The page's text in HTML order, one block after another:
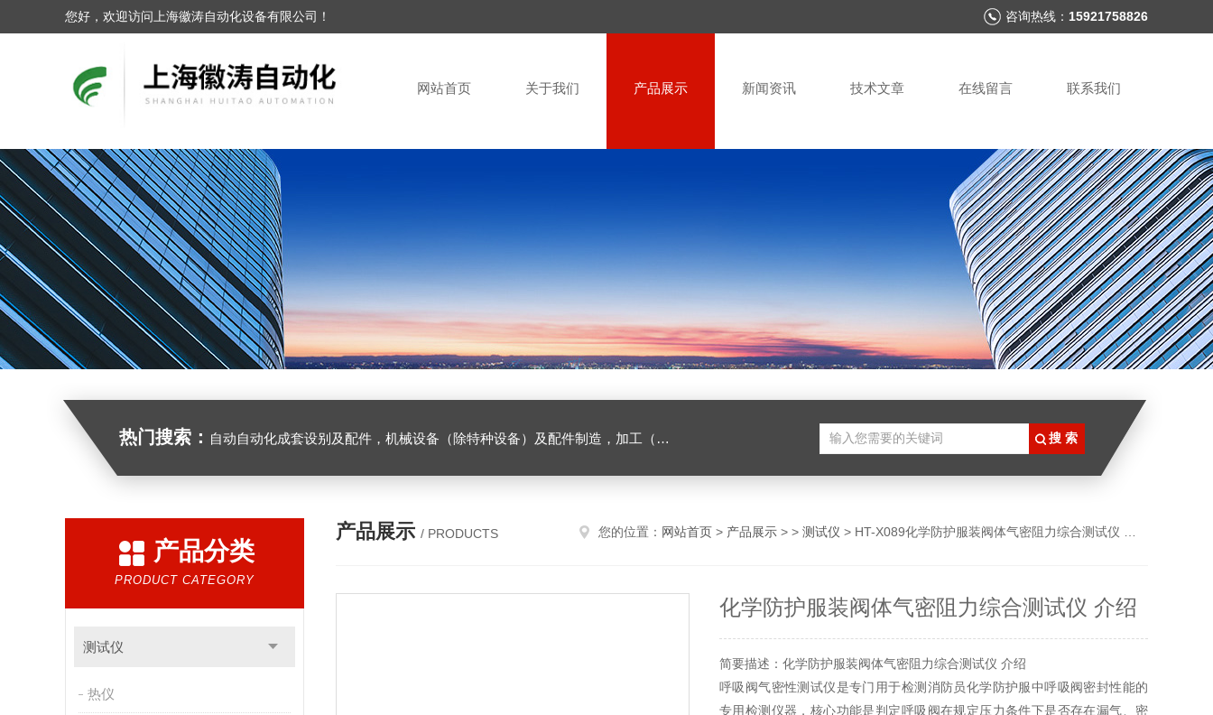
您好，欢迎访问上海徽涛自动化设备有限公司！ 咨询热线： 15921758826
网站首页 关于我们 产品展示 新闻资讯 技术文章 在线留言 联系我们
热门搜索： 自动自动化成套设别及配件，机械设备（除特种设备）及配件制造，加工（以上限分支机构经营），设计，批发，零售，模具，五金制品，工具加工（限分支机构经营），设计，批发，零售。五金交电，金属材料，金属制品，不锈钢制品，建筑材料，钢材，橡塑制品，环保设备，润滑剂，汽车配件，摩托车配件的批发，零售。（企业经营涉及行政许可的，凭许可证件经营）化成套设别及配件，机械设备（除特种设备）及配件制造，加工（以上限分支机构经营），设计，批发，零售，模具，五金制品，工具加工（限分支机构经营），设计，批发，零售。五金交电，金属材料，金属制品，不锈钢制品，建筑材料，钢材，橡塑制品，环保设备，润滑剂，汽车配件，摩托车配件的批发，零售。（企业经营涉及行政许可的，凭许可证件经营）
产品分类
PRODUCT CATEGORY
测试仪
热仪
产品展示 / PRODUCTS 您的位置： 网站首页 > 产品展示 > > 测试仪 > HT-X089化学防护服装阀体气密阻力综合测试仪 介绍
化学防护服装阀体气密阻力综合测试仪 介绍
简要描述：化学防护服装阀体气密阻力综合测试仪 介绍
呼吸阀气密性测试仪是专门用于检测消防员化学防护服中呼吸阀密封性能的
专用检测仪器，核心功能是判定呼吸阀在规定压力条件下是否存在漏气、密